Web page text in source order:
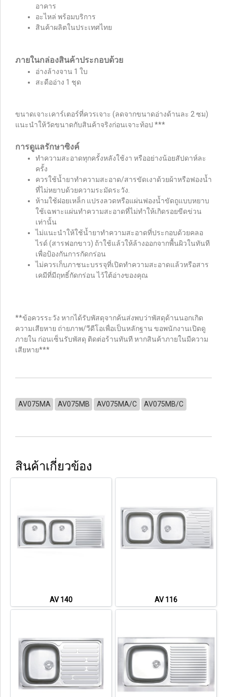
อาคาร
อะไหล่ พร้อมบริการ
สินค้าผลิตในประเทศไทย
ภายในกล่องสินค้าประกอบด้วย
อ่างล้างจาน 1 ใบ
สะดืออ่าง 1 ชุด
ขนาดเจาะเคาร์เตอร์ที่ควรเจาะ (ลดจากขนาดอ่างด้านละ 2 ซม)
แนะนำให้วัดขนาดกับสินค้าจริงก่อนเจาะท้อป ***
การดูแลรักษาซิงค์
ทำความสะอาดทุกครั้งหลังใช้งา หรืออย่างน้อยสัปดาห์ละ
ครั้ง
ควรใช้น้ำยาทำความสะอาด/สารขัดเงาด้วยผ้าหรือฟองน้ำ
ที่ไม่หยาบด้วยความระมัดระวัง.
ห้ามใช้ฝอยเหล็ก แปรงลวดหรือแผ่นฟองน้ำขัดถูแบบหยาบ
ใช้เฉพาะแผ่นทำความสะอาดที่ไม่ทำให้เกิดรอยขีดข่วน
เท่านั้น
ไม่แนะนำให้ใช้น้ำยาทำความสะอาดที่ประกอบด้วยคลอ
ไรด์ (สารฟอกขาว) ถ้าใช้แล้วให้ล้างออกจากพื้นผิวในทันที
เพื่อป้องกันการกัดกร่อน
ไม่ควรเก็บภาชนะบรรจุที่เปิดทําความสะอาดแล้วหรือสาร
เคมีที่มีฤทธิ์กัดกร่อน ไว้ใต้อ่างของคุณ
**ข้อควรระวัง หากได้รับพัสดุจากค้นส่งพบว่าพัสดุด้านนอกเกิด
ความเสียหาย ถ่ายภาพ/วีดีโอเพื่อเป็นหลักฐาน ขอพนักงานเปิดดู
ภายใน ก่อนเซ็นรับพัสดุ ติดต่อร้านทันที หากสินค้าภายในมีความ
เสียหาย***
AV075MA AV075MB AV075MA/C AV075MB/C
สินค้าเกี่ยวข้อง
AV 140 AV 116